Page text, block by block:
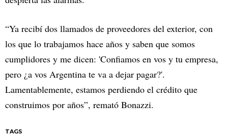
“Ya recibí dos llamados de proveedores del exterior, con
los que lo trabajamos hace años y saben que somos
cumplidores y me dicen: 'Confiamos en vos y tu empresa,
pero ¿a vos Argentina te va a dejar pagar?'.
Lamentablemente, estamos perdiendo el crédito que
construimos por años”, remató Bonazzi.
TAGS